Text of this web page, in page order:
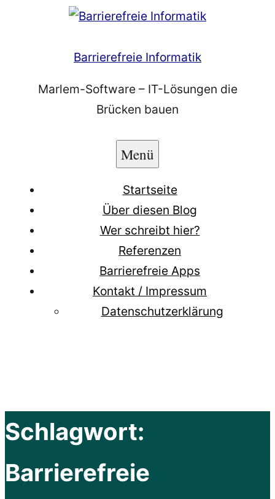
Barrierefreie Informatik
Marlem-Software – IT-Lösungen die
Brücken bauen
Menü
Startseite
Über diesen Blog
Wer schreibt hier?
Referenzen
Barrierefreie Apps
Kontakt / Impressum
Datenschutzerklärung
Schlagwort:
Barrierefreie